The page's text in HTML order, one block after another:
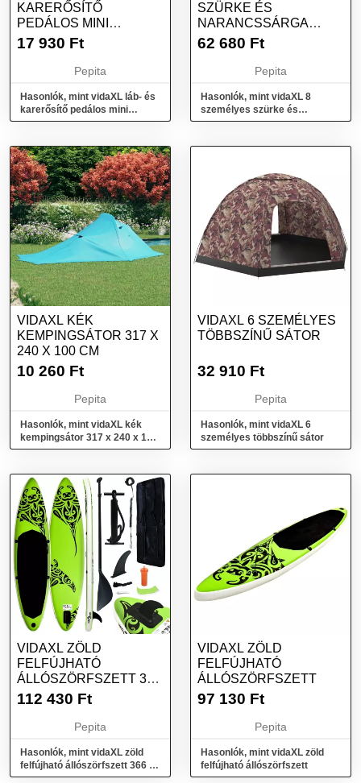
KARERŐSÍTŐ
PEDÁLOS MINI
EDZŐGÉP LCD
17 930 Ft
Pepita
Hasonlók, mint vidaXL láb- és
karerősítő pedálos mini
Edzőgép LCD kijelzővel - fe...
SZÜRKE ÉS
NARANCSSÁRGA
KEMPINGSÁTOR
62 680 Ft
Pepita
Hasonlók, mint vidaXL 8
személyes szürke és
narancssárga kempingsátor
VIDAXL KÉK
KEMPINGSÁTOR 317 X
240 X 100 CM
10 260 Ft
Pepita
Hasonlók, mint vidaXL kék
kempingsátor 317 x 240 x 100
cm
VIDAXL 6 SZEMÉLYES
TÖBBSZÍNŰ SÁTOR
32 910 Ft
Pepita
Hasonlók, mint vidaXL 6
személyes többszínű sátor
VIDAXL ZÖLD
FELFÚJHATÓ
ÁLLÓSZÖRFSZETT 366
X 76 X 15 CM
112 430 Ft
Pepita
Hasonlók, mint vidaXL zöld
felfújható állószörfszett 366 x
76 x 15 cm
VIDAXL ZÖLD
FELFÚJHATÓ
ÁLLÓSZÖRFSZETT
97 130 Ft
Pepita
Hasonlók, mint vidaXL zöld
felfújható állószörfszett